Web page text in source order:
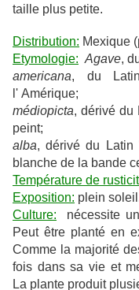
taille plus petite.
Distribution: Mexique
Etymologie: Agave,
americana, du
l' Amérique;
médiopicta, dérivé du
peint;
alba, dérivé du Latin
blanche de la bande
Température de
Exposition: plein
Culture:
nécessite
Peut être planté en
Comme la majorité
fois dans sa vie et
La plante produit